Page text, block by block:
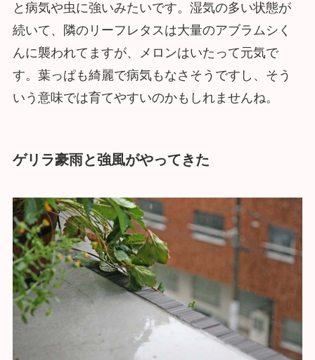
と病気や虫に強いみたいです。湿気の多い状態が
続いて、隣のリーフレタスは大量のアブラムシく
んに襲われてますが、メロンはいたって元気で
す。葉っぱも綺麗で病気もなさそうですし、そう
いう意味では育てやすいのかもしれませんね。
ゲリラ豪雨と強風がやってきた